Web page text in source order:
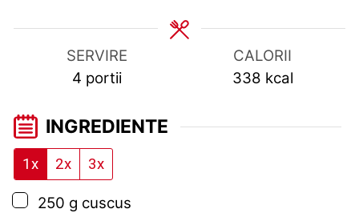
SERVIRE
4 portii
CALORII
338 kcal
INGREDIENTE
1x 2x 3x
▢
250 g cuscus